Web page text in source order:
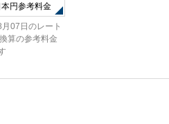
本円参考料金
07日のレート
算の参考料金